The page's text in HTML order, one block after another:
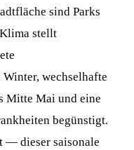
sind Parks
stellt
wechselhafte
Mitte Mai und eine
begünstigt.
— dieser saisonale